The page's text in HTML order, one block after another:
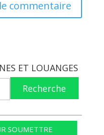
ET LOUANGES
Recherche
SOUMETTRE